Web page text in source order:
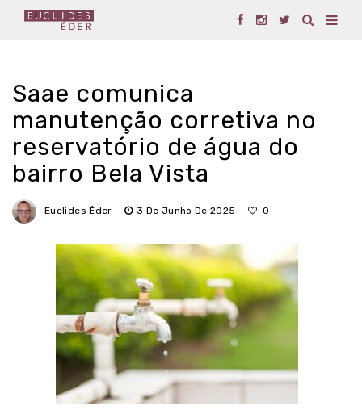
Saae comunica
manutenção corretiva no
reservatório de água do
bairro Bela Vista
Euclides Éder 3 De Junho De 2025 0